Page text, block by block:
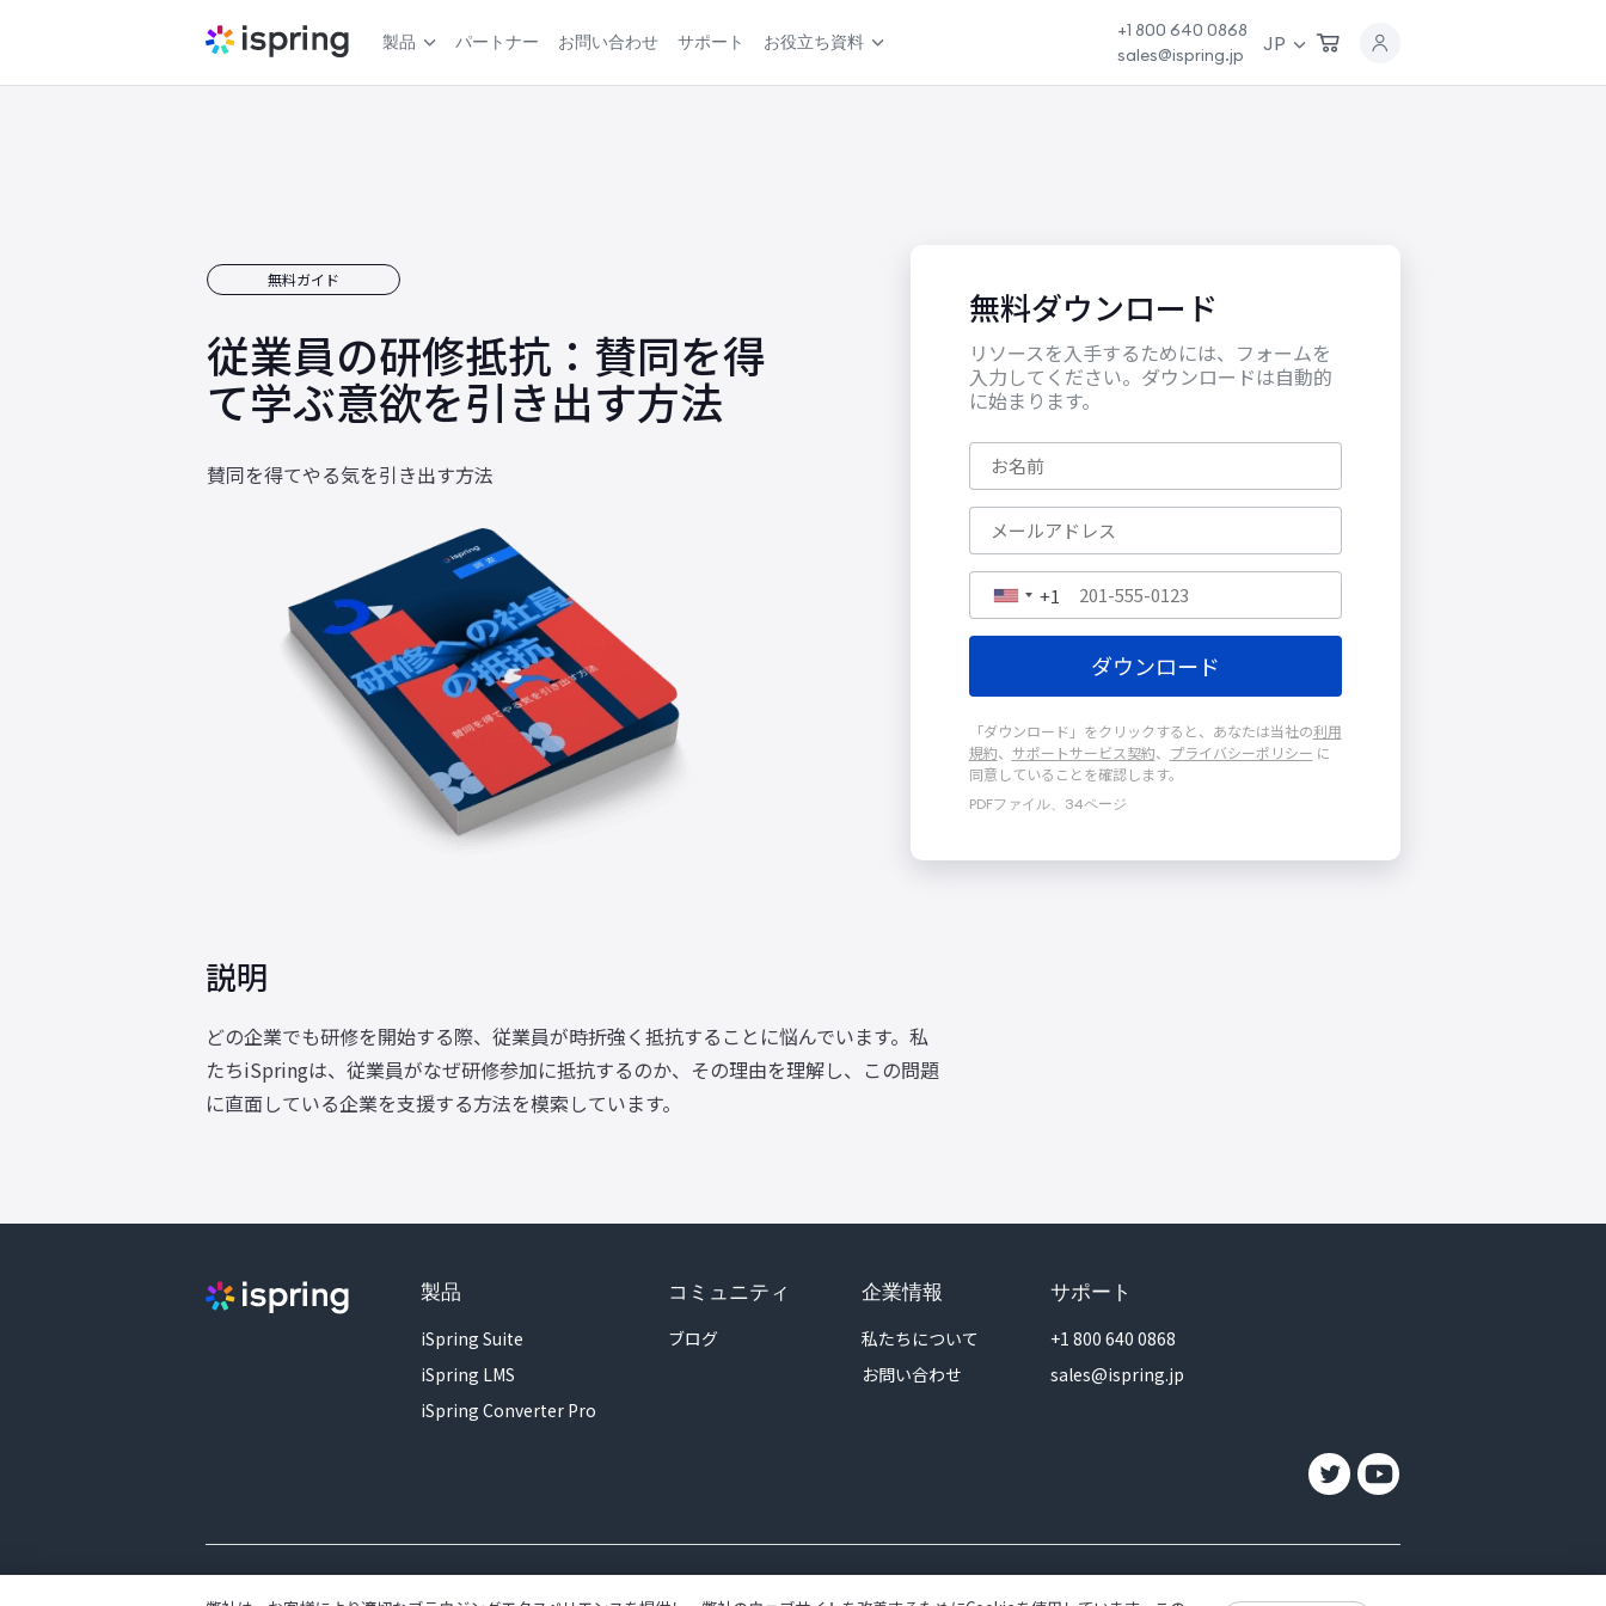
製品 パートナー お問い合わせ サポート お役立ち資料
+1 800 640 0868
sales@ispring.jp
JP
無料ガイド
従業員の研修抵抗：賛同を得
て学ぶ意欲を引き出す方法
賛同を得てやる気を引き出す方法
無料ダウンロード
リソースを入手するためには、フォームを
入力してください。ダウンロードは自動的
に始まります。
+1
「ダウンロード」をクリックすると、あなたは当社の利用
規約、 サポートサービス契約、 プライバシーポリシー に
同意していることを確認します。
PDFファイル、34ページ
説明
どの企業でも研修を開始する際、従業員が時折強く抵抗することに悩んでいます。私
たちiSpringは、従業員がなぜ研修参加に抵抗するのか、その理由を理解し、この問題
に直面している企業を支援する方法を模索しています。
製品
iSpring Suite
iSpring LMS
iSpring Converter Pro
コミュニティ
ブログ
企業情報
私たちについて
お問い合わせ
サポート
+1 800 640 0868
sales@ispring.jp
| | |